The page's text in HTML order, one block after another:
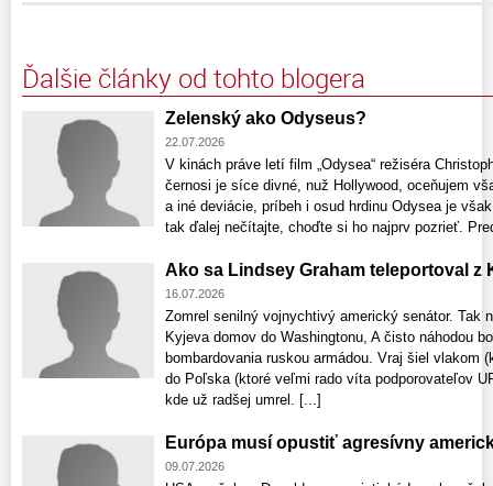
Ďalšie články od tohto blogera
Zelenský ako Odyseus?
22.07.2026
V kinách práve letí film „Odysea“ režiséra
černosi je síce divné, nuž Hollywood, oceňujem
a iné deviácie, príbeh i osud hrdinu Odysea je
tak ďalej nečítajte, choďte si ho najprv pozrieť.
Ako sa Lindsey Graham teleportoval z
16.07.2026
Zomrel senilný vojnychtivý americký senátor. Tak
Kyjeva domov do Washingtonu, A čisto náhodou
bombardovania ruskou armádou. Vraj šiel vlakom
do Poľska (ktoré veľmi rado víta podporovateľov
kde už radšej umrel. [...]
Európa musí opustiť agresívny
09.07.2026